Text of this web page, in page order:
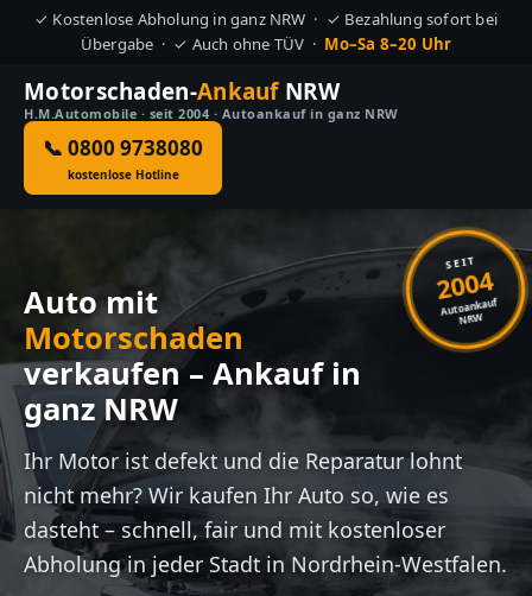
✓ Kostenlose Abholung in ganz NRW · ✓ Bezahlung sofort bei
Übergabe · ✓ Auch ohne TÜV · Mo–Sa 8–20 Uhr
Motorschaden-AnkaufNRW
H.M.Automobile · seit 2004 · Autoankauf in ganz NRW
📞 0800 9738080
kostenlose Hotline
SEIT
2004
Autoankauf
NRW
Auto mit
Motorschaden
verkaufen – Ankauf in
ganz NRW
Ihr Motor ist defekt und die Reparatur lohnt
nicht mehr? Wir kaufen Ihr Auto so, wie es
dasteht – schnell, fair und mit kostenloser
Abholung in jeder Stadt in Nordrhein-Westfalen.